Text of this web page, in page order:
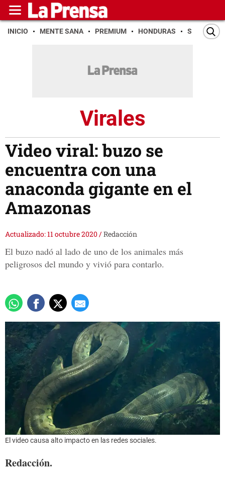
INICIO MENTE SANA PREMIUM HONDURAS SAN PEDRO
Virales
Video viral: buzo se
encuentra con una
anaconda gigante en el
Amazonas
Actualizado: 11 octubre 2020/Redacción
El buzo nadó al lado de uno de los animales más
peligrosos del mundo y vivió para contarlo.
El video causa alto impacto en las redes sociales.
Redacción.